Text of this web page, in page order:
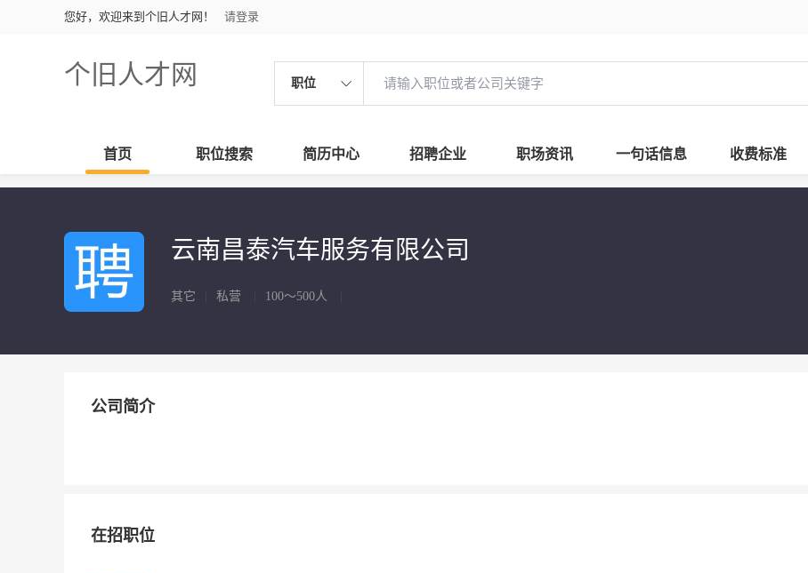
您好，欢迎来到个旧人才网！ 请登录
个旧人才网 职位
首页 职位搜索 简历中心 招聘企业 职场资讯 一句话信息 收费标准
云南昌泰汽车服务有限公司
其它 私营 100～500人
公司简介
在招职位